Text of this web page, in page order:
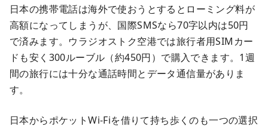
日本の携帯電話は海外で使おうとするとローミング料が
高額になってしまうが、国際SMSなら70字以内は50円
で済みます。ウラジオストク空港では旅行者用SIMカー
ドも安く300ルーブル（約450円）で購入できます。1週
間の旅行には十分な通話時間とデータ通信量がありま
す。
日本からポケットWi-Fiを借りて持ち歩くのも一つの選択